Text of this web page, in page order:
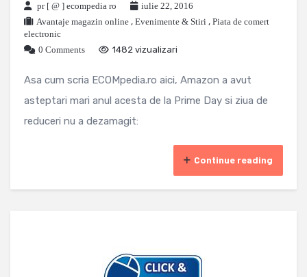
pr [ @ ] ecompedia ro
iulie 22, 2016
Avantaje magazin online , Evenimente & Stiri , Piata de comert
electronic
0 Comments
1482 vizualizari
Asa cum scria ECOMpedia.ro aici, Amazon a avut
asteptari mari anul acesta de la Prime Day si ziua de
reduceri nu a dezamagit:
Continue reading